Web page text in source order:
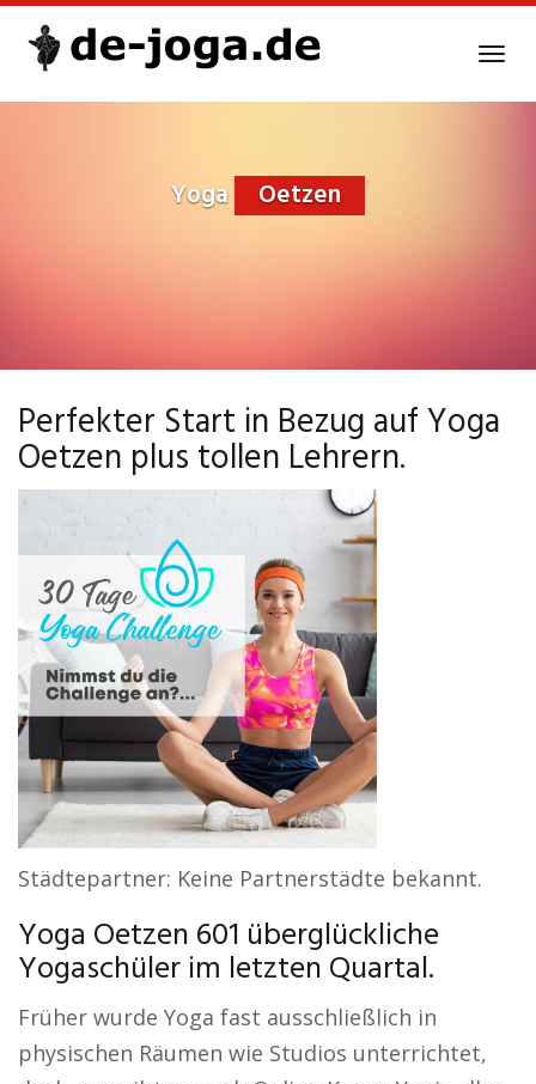
Yoga Oetzen
Perfekter Start in Bezug auf Yoga
Oetzen plus tollen Lehrern.
Städtepartner: Keine Partnerstädte bekannt.
Yoga Oetzen 601 überglückliche
Yogaschüler im letzten Quartal.
Früher wurde Yoga fast ausschließlich in
physischen Räumen wie Studios unterrichtet,